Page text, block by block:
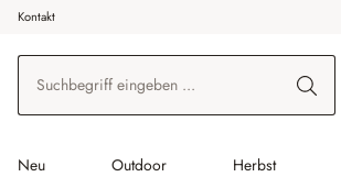
Hauptinhalt springen
Zur Suche springen
Zur Hauptnavigation springen
Kontakt
Neu Outdoor Herbst